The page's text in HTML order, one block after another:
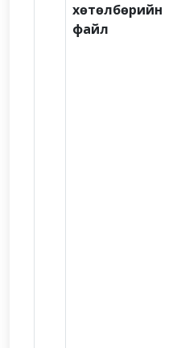
хөтөлбөрийн
файл